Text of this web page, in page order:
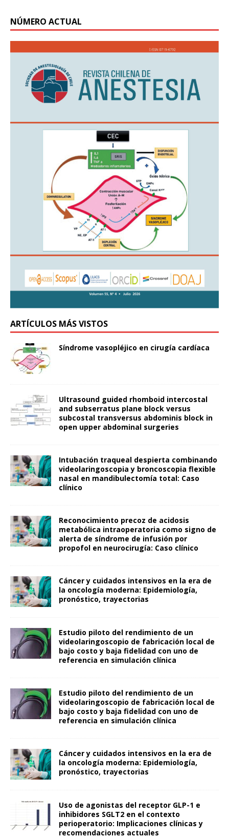
NÚMERO ACTUAL
ARTÍCULOS MÁS VISTOS
Síndrome vasopléjico en cirugía cardíaca
Ultrasound guided rhomboid intercostal
and subserratus plane block versus
subcostal transversus abdominis block in
open upper abdominal surgeries
Intubación traqueal despierta combinando
videolaringoscopia y broncoscopia flexible
nasal en mandibulectomía total: Caso
clínico
Reconocimiento precoz de acidosis
metabólica intraoperatoria como signo de
alerta de síndrome de infusión por
propofol en neurocirugía: Caso clínico
Cáncer y cuidados intensivos en la era de
la oncología moderna: Epidemiología,
pronóstico, trayectorias
Estudio piloto del rendimiento de un
videolaringoscopio de fabricación local de
bajo costo y baja fidelidad con uno de
referencia en simulación clínica
Estudio piloto del rendimiento de un
videolaringoscopio de fabricación local de
bajo costo y baja fidelidad con uno de
referencia en simulación clínica
Cáncer y cuidados intensivos en la era de
la oncología moderna: Epidemiología,
pronóstico, trayectorias
Uso de agonistas del receptor GLP-1 e
inhibidores SGLT2 en el contexto
perioperatorio: Implicaciones clínicas y
recomendaciones actuales